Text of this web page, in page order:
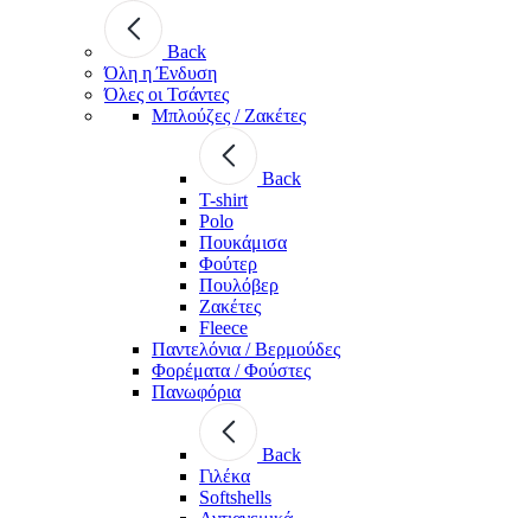
Back
Όλη η Ένδυση
Όλες οι Τσάντες
Μπλούζες / Ζακέτες
Back
T-shirt
Polo
Πουκάμισα
Φούτερ
Πουλόβερ
Ζακέτες
Fleece
Παντελόνια / Βερμούδες
Φορέματα / Φούστες
Πανωφόρια
Back
Γιλέκα
Softshells